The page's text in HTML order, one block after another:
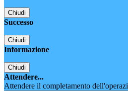
Chiudi
Successo
Chiudi
Informazione
Chiudi
Attendere...
Attendere il completamento